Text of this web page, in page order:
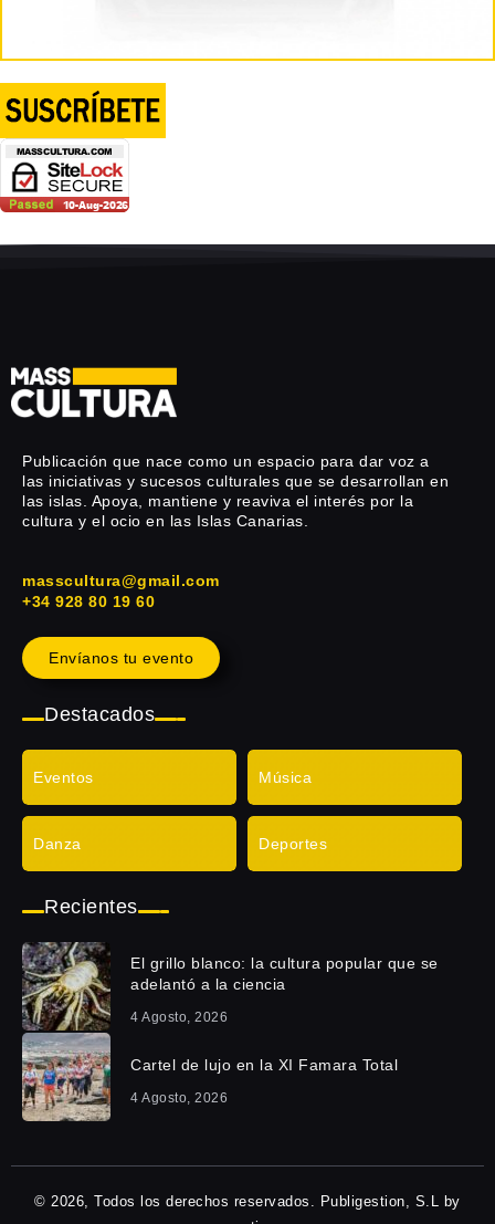
Publicación que nace como un espacio para dar voz a
las iniciativas y sucesos culturales que se desarrollan en
las islas. Apoya, mantiene y reaviva el interés por la
cultura y el ocio en las Islas Canarias.
masscultura@gmail.com
+34 928 80 19 60
Envíanos tu evento
Destacados
Eventos Música
Danza Deportes
Recientes
El grillo blanco: la cultura popular que se
adelantó a la ciencia
4 Agosto, 2026
Cartel de lujo en la XI Famara Total
4 Agosto, 2026
© 2026, Todos los derechos reservados. Publigestion, S.L by